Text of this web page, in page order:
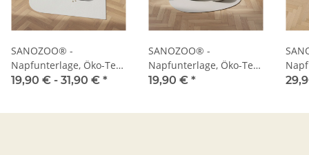
SANOZOO® -
Napfunterlage, Öko-Tex,
Blatt
19,90 € - 31,90 € *
SANOZOO® -
Napfunterlage, Öko-Tex,
Tropfen
19,90 € *
Herz